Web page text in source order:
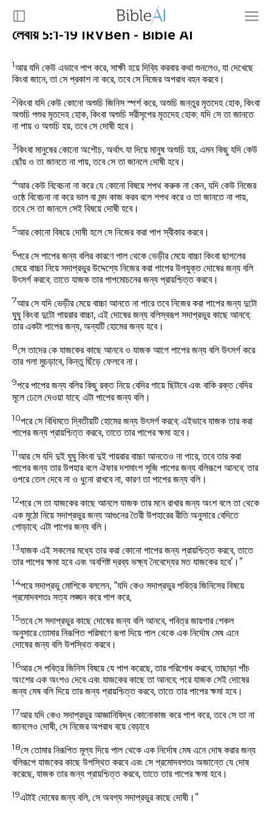
লেবীয় 5:1-19 IRVBen - Bible AI
1আর যদি কেউ এভাবে পাপ করে, সাক্ষী হয়ে দিব্যি করবার কথা শুনলেও, যা দেখেছে
কিংবা জানে, তা সে প্রকাশ না করে, তবে সে নিজের অপরাধ বহন করবে।
2কিংবা যদি কেউ কোনো অশুচি জিনিস স্পর্শ করে, অশুচি জন্তুর মৃতদেহ হোক, কিংবা
অশুচি পশুর মৃতদেহ হোক, কিংবা অশুচি সরীসৃপের মৃতদেহ হোক; যদি সে তা জানতে
না পায় ও অশুচি হয়, তবে সে দোষী হবে।
3কিংবা মানুষের কোনো অশৌচ, অর্থাৎ যা দিয়ে মানুষ অশুচি হয়, এমন কিছু যদি কেউ
ছোঁয় ও তা জানতে না পায়, তবে সে তা জানলে দোষী হবে।
4আর কেউ বিবেচনা না করে যে কোনো বিষয়ে শপথ করুক না কেন, যদি কেউ নিজের
ওষ্ঠে বিবেচনা না করে ভাল বা মন্দ কাজ করব বলে শপথ করে ও তা জানতে না পায়,
তবে সে তা জানলে সেই বিষয়ে দোষী হবে।
5আর কোনো বিষয়ে দোষী হলে সে নিজের করা পাপ স্বীকার করবে।
6পরে সে পাপের জন্য বলির কারণে পাল থেকে ভেড়ীর মেয়ে বাচ্চা কিংবা ছাগলের
মেয়ে বাচ্চা নিয়ে সদাপ্রভুর উদ্দেশ্যে নিজের করা পাপের উপযুক্ত দোষের জন্য বলি
উৎসর্গ করবে; তাতে যাজক তার পাপমোচনের জন্য প্রায়শ্চিত্ত করবে।
7আর সে যদি ভেড়ীর মেয়ে বাচ্চা আনতে না পারে তবে নিজের করা পাপের জন্য দুটো
ঘুঘু কিংবা দুটো পায়রার বাচ্চা, এই দোষের জন্য বলিস্বরূপ সদাপ্রভুর কাছে আনবে;
তার একটা পাপের জন্য, অন্যটি হোমের জন্য হবে।
8সে তাদের কে যাজকের কাছে আনবে ও যাজক আগে পাপের জন্য বলি উৎসর্গ করে
তার গলা মুচড়াবে, কিন্তু ছিঁড়ে ফেলবে না।
9পরে পাপের জন্য বলির কিছু রক্ত নিয়ে বেদির গায়ে ছিটাবে এবং বাকি রক্ত বেদির
মূলে ঢেলে দেওয়া যাবে; এটা পাপের জন্য বলি।
10পরে সে বিধিমতে দ্বিতীয়টি হোমের জন্য উৎসর্গ করবে; এইভাবে যাজক তার করা
পাপের জন্য প্রায়শ্চিত্ত করবে, তাতে তার পাপের ক্ষমা হবে।
11আর সে যদি দুই ঘুঘু কিংবা দুই পায়রার বাচ্চা আনতেও না পারে, তবে তার করা
পাপের জন্য তার উপহার বলে ঐফার দশমাংশ সূজি পাপের জন্য বলিরূপে আনবে; তার
ওপরে তেল দেবে না ও ধুনো রাখবে না, কারণ তা পাপের জন্য বলি।
12পরে সে তা যাজকের কাছে আনলে যাজক তার মনে রাখার জন্য অংশ বলে তা থেকে
এক মুঠো নিয়ে সদাপ্রভুর জন্য আগুনের তৈরী উপহারের রীতি অনুসারে বেদিতে
পোড়াবে; এটা পাপের জন্য বলি।
13যাজক এই সকলের মধ্যে তার করা কোনো পাপের জন্য প্রায়শ্চিত্ত করবে, তাতে
তার পাপের ক্ষমা হবে এবং অবশিষ্ট দ্রব্য ভক্ষ্য নৈবেদ্যের মত যাজকের হবে’।”
14পরে সদাপ্রভু মোশিকে বললেন, “যদি কেও সদাপ্রভুর পবিত্র জিনিসের বিষয়ে
প্রমোদবশতঃ সত্য লঙ্ঘন করে পাপ করে,
15তবে সে সদাপ্রভুর কাছে দোষের জন্য বলি আনবে, পবিত্র জায়গার শেকল
অনুসারে তোমার নিরূপিত পরিমাণে রূপা দিয়ে পাল থেকে এক নির্দোষ মেষ এনে
দোষের জন্য বলি উপস্থিত করবে।
16আর সে পবিত্র জিনিস বিষয়ে যে পাপ করেছে, তার পরিশোধ করবে, তাছাড়া পাঁচ
অংশের এক অংশও দেবে এবং যাজকের কাছে তা আনবে; পরে যাজক সেই দোষের
জন্য মেষ বলি দিয়ে তার জন্য প্রায়শ্চিত্ত করবে, তাতে তার পাপের ক্ষমা হবে।
17আর যদি কেও সদাপ্রভুর আজ্ঞানিষিদ্ধ কোনোকাজ করে পাপ করে, তবে সে তা না
জানলেও দোষী, সে নিজের অপরাধ বয়ে বেড়াবে
18সে তোমার নিরূপিত মূল্য দিয়ে পাল থেকে এক নির্দোষ মেষ এনে দোষ করার জন্য
বলিরূপে যাজকের কাছে উপস্থিত করবে এবং সে প্রমোদবশতঃ অজান্তে যে দোষ
করেছে, যাজক তার জন্য প্রায়শ্চিত্ত করবে, তাতে তার পাপের ক্ষমা হবে।
19এটাই দোষের জন্য বলি, সে অবশ্য সদাপ্রভুর কাছে দোষী।”